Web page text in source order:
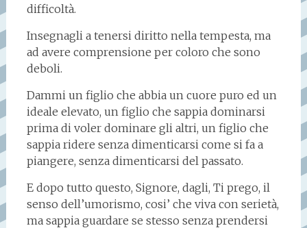
difficoltà.
Insegnagli a tenersi diritto nella tempesta, ma
ad avere comprensione per coloro che sono
deboli.
Dammi un figlio che abbia un cuore puro ed un
ideale elevato, un figlio che sappia dominarsi
prima di voler dominare gli altri, un figlio che
sappia ridere senza dimenticarsi come si fa a
piangere, senza dimenticarsi del passato.
E dopo tutto questo, Signore, dagli, Ti prego, il
senso dell’umorismo, cosi’ che viva con serietà,
ma sappia guardare se stesso senza prendersi